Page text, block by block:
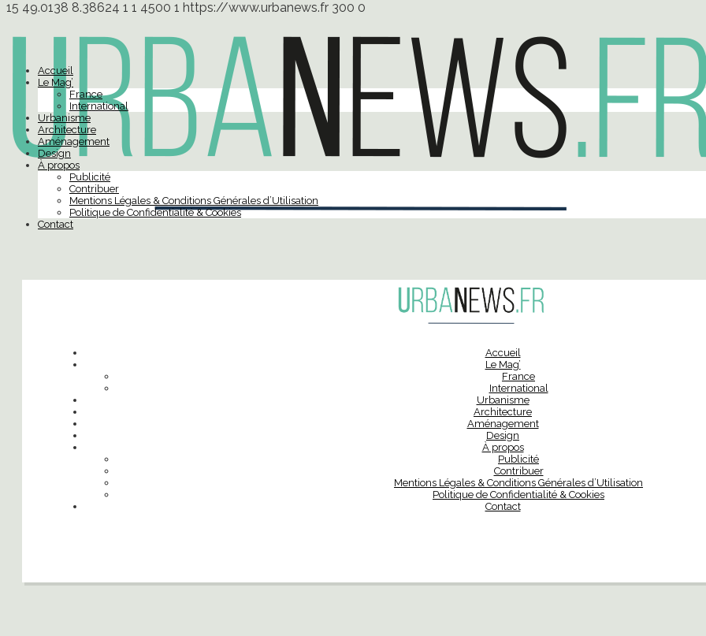
15 49.0138 8.38624 1 1 4500 1 https://www.urbanews.fr 300 0
Accueil
Le Mag’
France
International
Urbanisme
Architecture
Aménagement
Design
À propos
Publicité
Contribuer
Mentions Légales & Conditions Générales d’Utilisation
Politique de Confidentialité & Cookies
Contact
Accueil
Le Mag’
France
International
Urbanisme
Architecture
Aménagement
Design
À propos
Publicité
Contribuer
Mentions Légales & Conditions Générales d’Utilisation
Politique de Confidentialité & Cookies
Contact